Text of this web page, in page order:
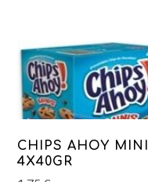
CHIPS AHOY MINI
4X40GR